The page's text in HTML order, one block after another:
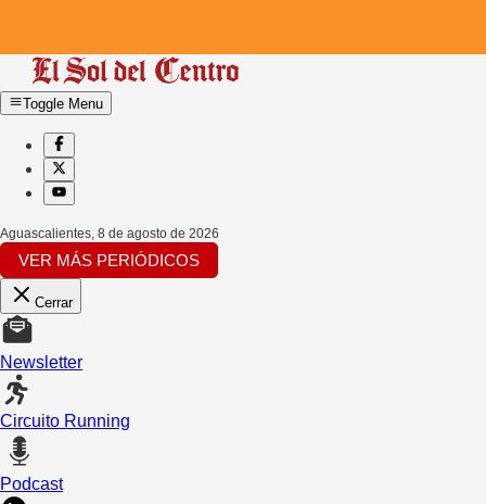
Toggle Menu
Aguascalientes, 8 de agosto de 2026
VER MÁS PERIÓDICOS
Cerrar
Newsletter
Circuito Running
Podcast